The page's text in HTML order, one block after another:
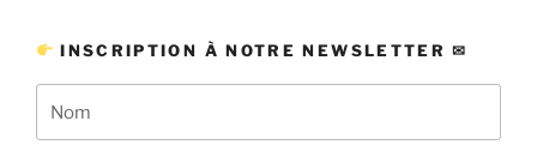
INSCRIPTION À NOTRE NEWSLETTER ✉